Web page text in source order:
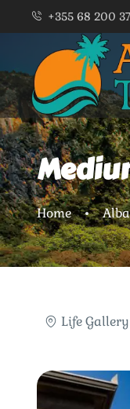
+355 68 200
Home
Life